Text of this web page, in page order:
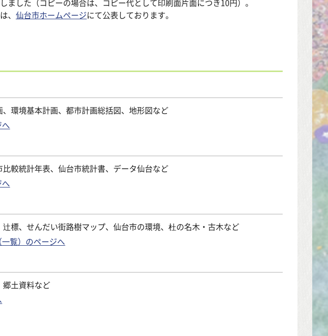
ました（コピーの場合は、コピー代として印刷面片面につき10円）。
、 仙台市ホームページにて公表しております。
環境基本計画、都市計画総括図、地形図など
較統計年表、仙台市統計書、データ仙台など
標、せんだい街路樹マップ、仙台市の環境、杜の名木・古木など
覧）のページへ
土資料など